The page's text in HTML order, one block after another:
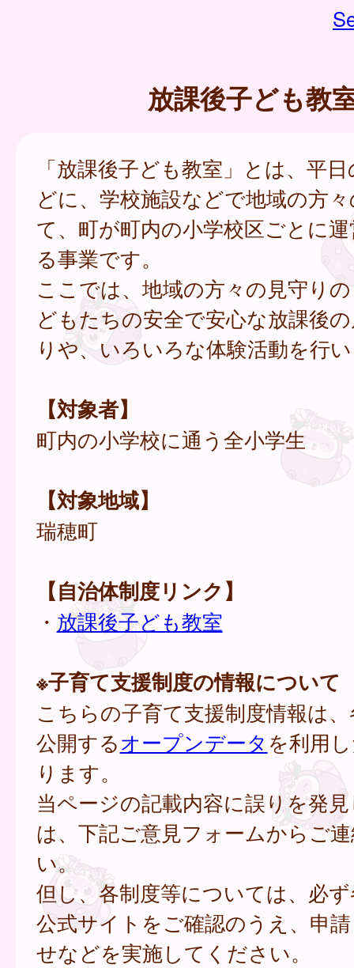
放課後子ども教
「放課後子ども教室」とは、平
どに、学校施設などで地域の方
て、町が町内の小学校区ごとに
る事業です。
ここでは、地域の方々の見守り
どもたちの安全で安心な放課後
りや、いろいろな体験活動を行
【対象者】
町内の小学校に通う全小学生
【対象地域】
瑞穂町
【自治体制度リンク】
・ 放課後子ども教室
※子育て支援制度の情報について
こちらの子育て支援制度情報は
公開するオープンデータ を利用
ります。
当ページの記載内容に誤りを発
は、下記ご意見フォームからご
い。
但し、各制度等については、必
公式サイトをご確認のうえ、申
せなどを実施してください。